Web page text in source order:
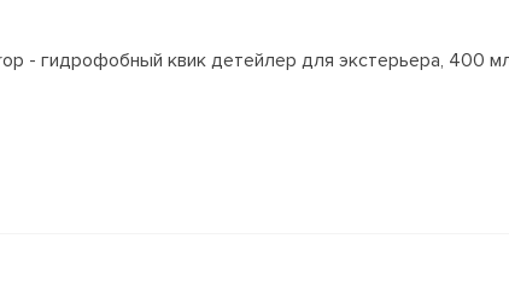
- гидрофобный квик детейлер для экстерьера, 400